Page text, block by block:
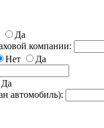
Да
компании:
Нет
Да
Да
автомобиль):